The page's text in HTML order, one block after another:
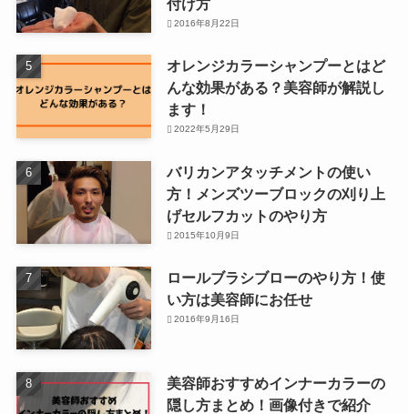
付け方
2016年8月22日
オレンジカラーシャンプーとはど
んな効果がある？美容師が解説し
ます！
2022年5月29日
バリカンアタッチメントの使い
方！メンズツーブロックの刈り上
げセルフカットのやり方
2015年10月9日
ロールブラシブローのやり方！使
い方は美容師にお任せ
2016年9月16日
美容師おすすめインナーカラーの
隠し方まとめ！画像付きで紹介